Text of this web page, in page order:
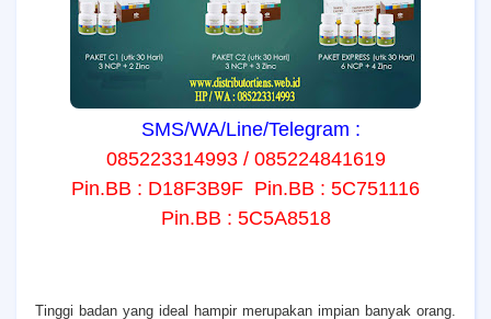
SMS/WA/Line/Telegram :
085223314993 / 085224841619
Pin.BB : D18F3B9F Pin.BB : 5C751116
Pin.BB : 5C5A8518
Tinggi badan yang ideal hampir merupakan impian banyak orang.